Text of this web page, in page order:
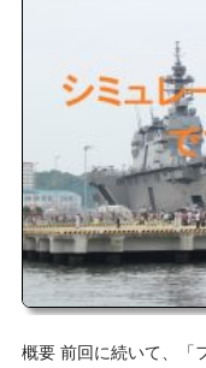
概要 前回に続いて、「